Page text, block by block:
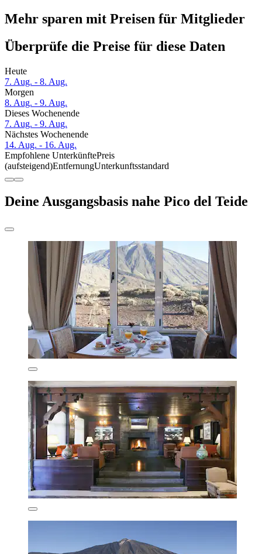
Mehr sparen mit Preisen für Mitglieder
Überprüfe die Preise für diese Daten
Heute
7. Aug. - 8. Aug.
Morgen
8. Aug. - 9. Aug.
Dieses Wochenende
7. Aug. - 9. Aug.
Nächstes Wochenende
14. Aug. - 16. Aug.
Empfohlene UnterkünftePreis
(aufsteigend)EntfernungUnterkunftsstandard
Deine Ausgangsbasis nahe Pico del Teide